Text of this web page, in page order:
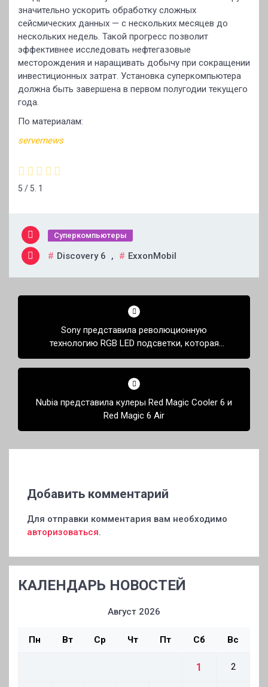
значительно ускорить обработку сложных
сейсмических данных — с нескольких месяцев до
нескольких недель. Такой прогресс позволит
эффективнее исследовать нефтегазовые
месторождения и наращивать добычу при сокращении
инвестиционных затрат. Установка суперкомпьютера
должна быть завершена в первом полугодии текущего
года.
По материалам:
servernews
5 / 5. 1
Суперкомпьютеры
Discovery 6 , ExxonMobil
Навигация
записямSony представила революционную
технологию RGB LED подсветки, которая
значительно улучшает качество изображения
Nubia представила кулеры Red Magic Cooler 6 и
Red Magic 6 Air
Добавить комментарий
Для отправки комментария вам необходимо
авторизоваться.
КАЛЕНДАРЬ НОВОСТЕЙ
Август 2026
Пн Вт Ср Чт Пт Сб Вс
1 2